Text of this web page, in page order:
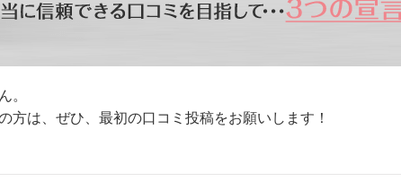
。
は、ぜひ、最初の口コミ投稿をお願いします！